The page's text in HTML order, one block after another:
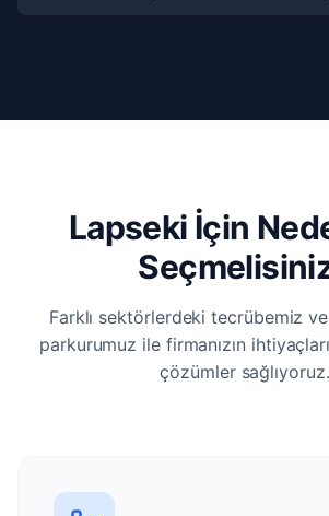
Lapseki İçin
Farklı sektörlerdeki tecrübemiz
parkurumuz ile firmanızın
çözümler sağlıyoruz.